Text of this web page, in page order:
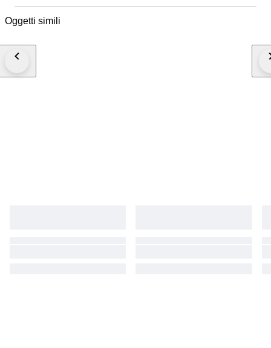
Usata è realizzata in seta e si racchiude nella sua sacca. Mai usata è
Hermès Tote Bag in Twill di Seta “Les Plumes” Multicolor – Mai Usata
Tote Bag in Twill di Seta “Les Plumes” Multicolor – Mai Usata Arriva
farsi regalare).
Oggetti simili